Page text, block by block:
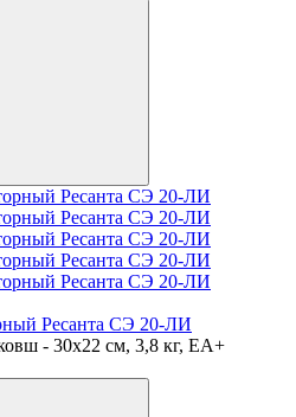
Ресанта СЭ 20-ЛИ
- 30x22 см, 3,8 кг, ЕА+